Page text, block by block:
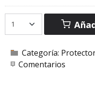
Categoría:
Comentarios